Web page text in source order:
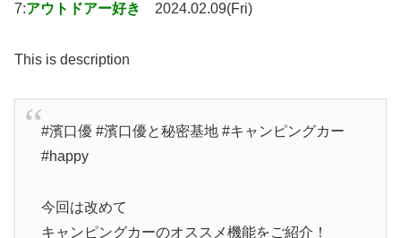
7:アウトドアー好き 2024.02.09(Fri)
This is description
#濱口優 #濱口優と秘密基地 #キャンピングカー
#happy
今回は改めて
キャンピングカーのオススメ機能をご紹介！